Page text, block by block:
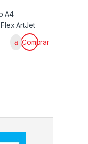
Comprar